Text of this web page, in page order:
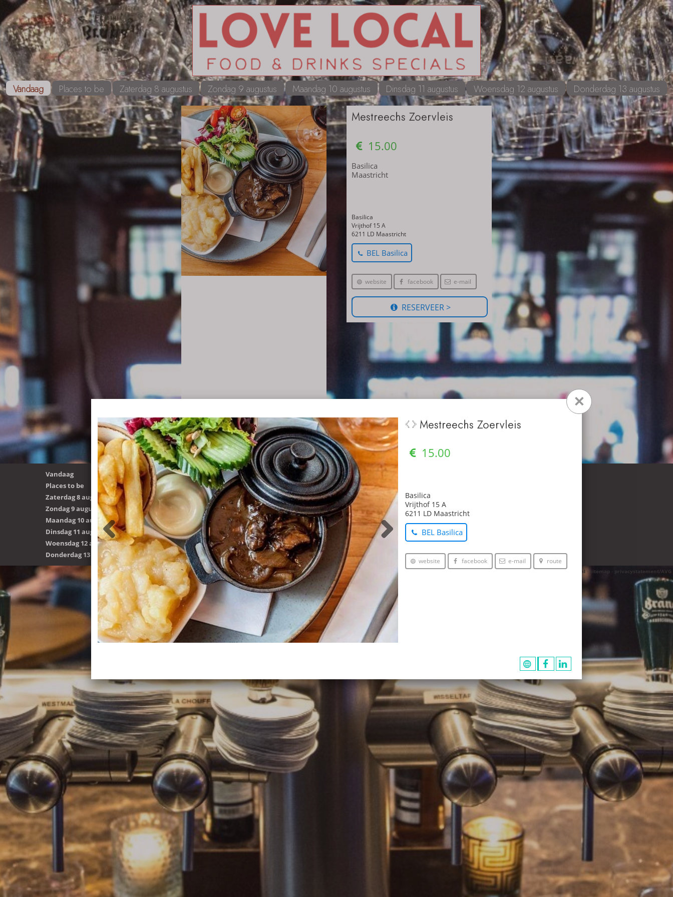
Vandaag Places to be Zaterdag 8 augustus Zondag 9 augustus Maandag 10 augustus Dinsdag 11 augustus Woensdag 12 augustus Donderdag 13 augustus
Mestreechs Zoervleis
15.00
Basilica
Maastricht
RESERVEER >
Basilica
Vrijthof 15 A
6211 LD Maastricht
BEL Basilica
website facebook e-mail
route
Vandaag
Places to be
Zaterdag 8 augustus
Zondag 9 augustus
Maandag 10 augustus
Dinsdag 11 augustus
Woensdag 12 augustus
Donderdag 13 augustus
LOVELOCAL Maastricht
info@lovelocal.nl
Aanmelden
© 2026 -pinsite.nl- sitemap privacystatement/AVG